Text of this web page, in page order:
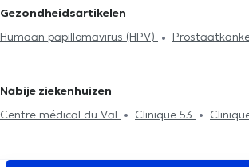
ongemakken
Urinaire incontinentie
papillomavirus (HPV)
Gezondheidsartikelen
Humaan papillomavirus (HPV)
Nabije ziekenhuizen
Centre médical du Val
Clinique 53